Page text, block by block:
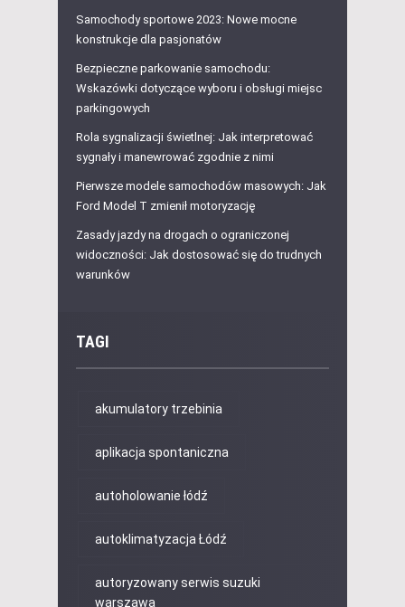
Samochody sportowe 2023: Nowe mocne
konstrukcje dla pasjonatów
Bezpieczne parkowanie samochodu:
Wskazówki dotyczące wyboru i obsługi miejsc
parkingowych
Rola sygnalizacji świetlnej: Jak interpretować
sygnały i manewrować zgodnie z nimi
Pierwsze modele samochodów masowych: Jak
Ford Model T zmienił motoryzację
Zasady jazdy na drogach o ograniczonej
widoczności: Jak dostosować się do trudnych
warunków
TAGI
akumulatory trzebinia
aplikacja spontaniczna
autoholowanie łódź
autoklimatyzacja Łódź
autoryzowany serwis suzuki
warszawa